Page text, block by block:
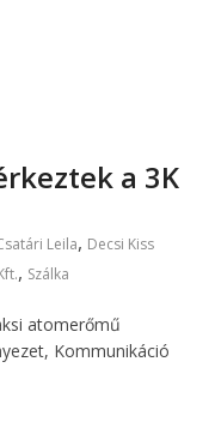
a 3K
Leila, Decsi Kiss
, Szálka
atomerőmű
Kommunikáció